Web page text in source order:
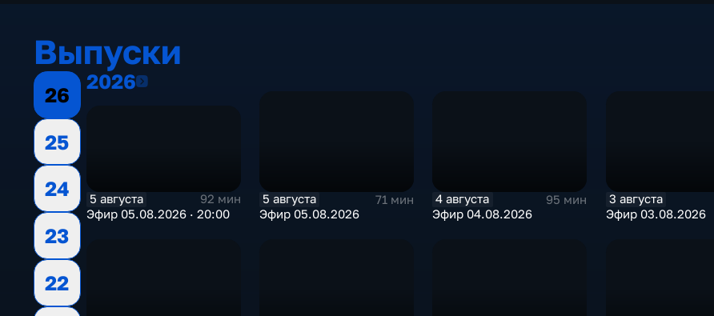
Выпуски
26
25
24
23
22
20262026
5 августа
92 мин
Эфир 05.08.2026 · 20:00
5 августа
71 мин
Эфир 05.08.2026
4 августа
95 мин
Эфир 04.08.2026
3 августа
Эфир 03.08.2026